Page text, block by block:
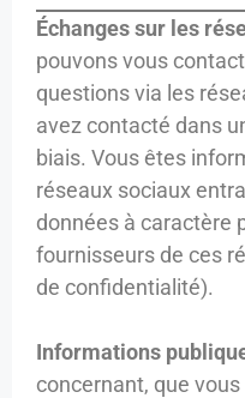
Échanges sur les
pouvons vous
questions via les
avez contacté dans
biais. Vous êtes
réseaux sociaux
données à caractère
fournisseurs de ces
de confidentialité).
Informations
concernant, que